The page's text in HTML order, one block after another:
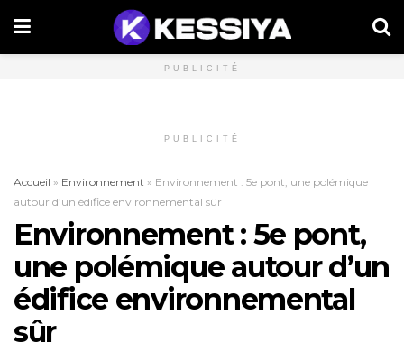
PUBLICITÉ
PUBLICITÉ
Accueil » Environnement » Environnement : 5e pont, une polémique
autour d’un édifice environnemental sûr
Environnement : 5e pont,
une polémique autour d’un
édifice environnemental
sûr